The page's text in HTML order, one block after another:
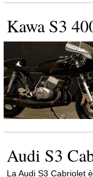
Kawa S3
Audi S3
La Audi S3 Cabriolet